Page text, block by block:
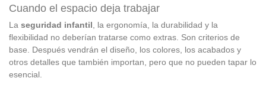
Cuando el espacio deja trabajar
La seguridad infantil , la ergonomía, la durabilidad y la
flexibilidad no deberían tratarse como extras. Son criterios de
base. Después vendrán el diseño, los colores, los acabados y
otros detalles que también importan, pero que no pueden tapar lo
esencial.